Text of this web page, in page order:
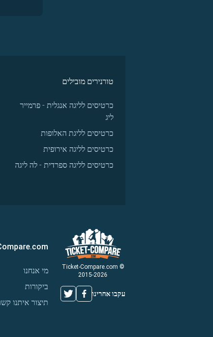
טורנירים מובילים
כרטיסים לליגה אנגלית - פרמייר
ליג
כרטיסים לליגת האלופות
כרטיסים לליגה אירופית
כרטיסים לליגה ספרדית - לה ליגה
© Ticket-Compare.com
2015-2026
עקבו אחרינו
מי אנחנו
ביקורות
תיצור איתנו